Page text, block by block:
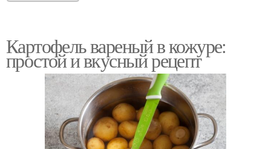
Картофель вареный в кожуре:
простой и вкусный рецепт